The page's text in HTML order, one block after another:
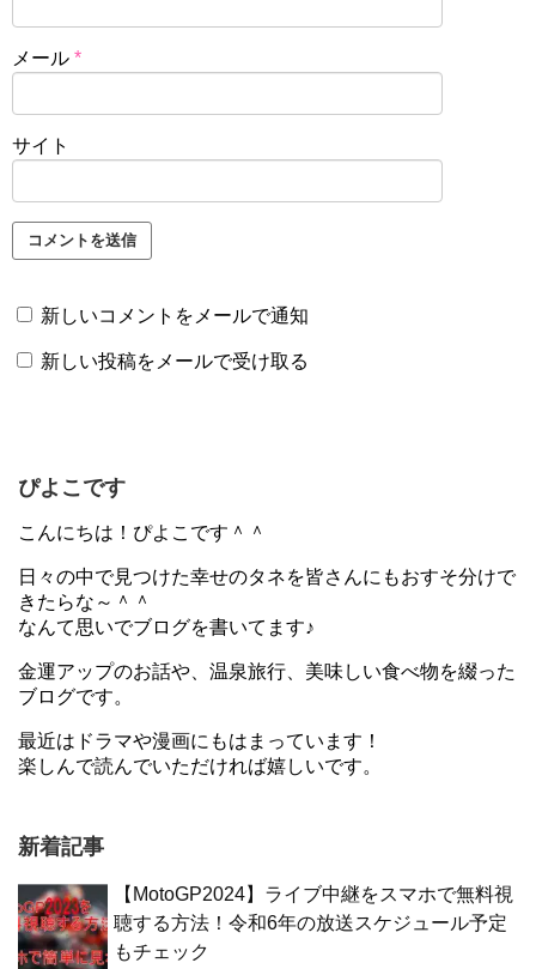
メール *
サイト
新しいコメントをメールで通知
新しい投稿をメールで受け取る
ぴよこです
こんにちは！ぴよこです＾＾
日々の中で見つけた幸せのタネを皆さんにもおすそ分けで
きたらな～＾＾
なんて思いでブログを書いてます♪
金運アップのお話や、温泉旅行、美味しい食べ物を綴った
ブログです。
最近はドラマや漫画にもはまっています！
楽しんで読んでいただければ嬉しいです。
新着記事
【MotoGP2024】ライブ中継をスマホで無料視
聴する方法！令和6年の放送スケジュール予定
もチェック